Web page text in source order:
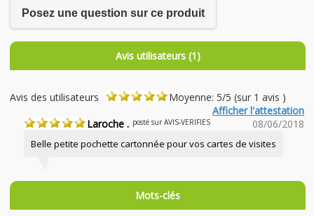
Posez une question sur ce produit
Avis utilisateurs (1)
Avis des utilisateurs
Moyenne: 5/5 (sur 1 avis )
Afficher l'attestation
Laroche . posté sur AVIS-VERIFIES 08/06/2018
Belle petite pochette cartonnée pour vos cartes de visites
Mots-clés